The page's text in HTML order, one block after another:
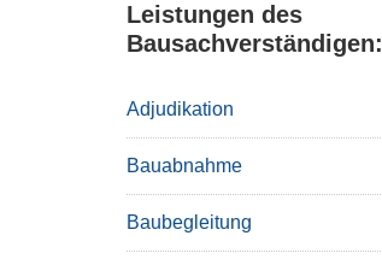
Leistungen des
Bausachverständigen:
Adjudikation
Bauabnahme
Baubegleitung